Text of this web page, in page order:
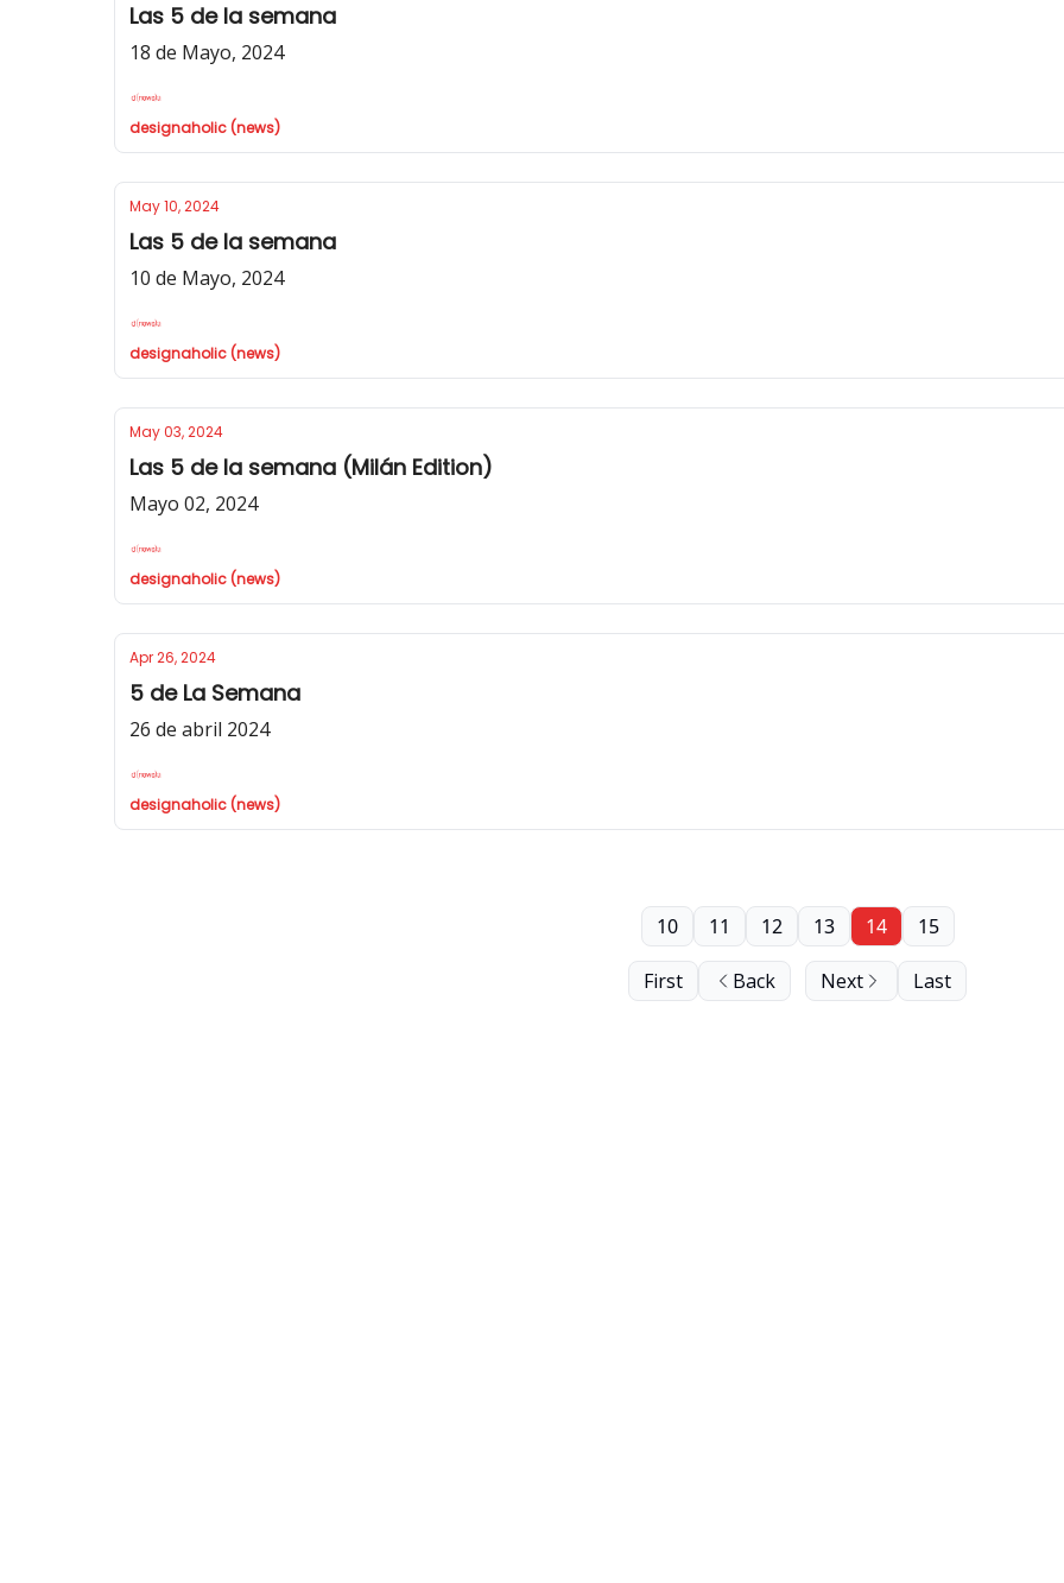
Las 5 de la semana
18 de Mayo, 2024
designaholic (news)
May 10, 2024
Las 5 de la semana
10 de Mayo, 2024
designaholic (news)
May 03, 2024
Las 5 de la semana (Milán Edition)
Mayo 02, 2024
designaholic (news)
Apr 26, 2024
5 de La Semana
26 de abril 2024
designaholic (news)
First Back
10 11 12 13 14 15
Next Last